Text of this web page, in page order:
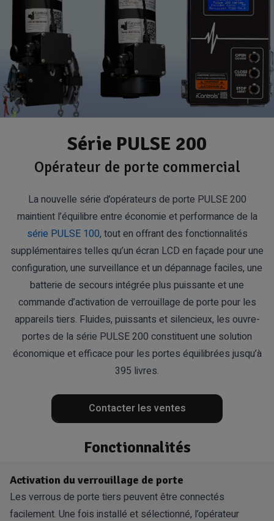
Série PULSE 200
Opérateur de porte commercial
La nouvelle série d’opérateurs de porte PULSE 200
maintient l’équilibre entre économie et performance de la
série PULSE 100, tout en offrant des fonctionnalités
supplémentaires telles qu’un écran LCD en façade pour une
configuration, une surveillance et un dépannage faciles, une
batterie de secours intégrée plus puissante et une
commande d’activation de verrouillage de porte pour les
appareils tiers. Fluides, puissants et silencieux, les ouvre-
portes de la série PULSE 200 constituent une solution
économique et efficace pour les portes équilibrées jusqu’à
395 livres.
Contacter les ventes
Fonctionnalités
Activation du verrouillage de porte
Les verrous de porte tiers peuvent être connectés
facilement. Une fois installé et sélectionné, l’opérateur